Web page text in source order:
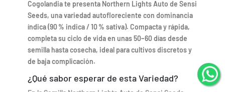
Cogolandia te presenta Northern Lights Auto de Sensi
Seeds, una variedad autofloreciente con dominancia
índica (90 % indica / 10 % sativa). Compacta y rápida,
completa su ciclo de vida en unas 50–60 días desde
semilla hasta cosecha, ideal para cultivos discretos y
de baja complicación.
¿Qué sabor esperar de esta Variedad?